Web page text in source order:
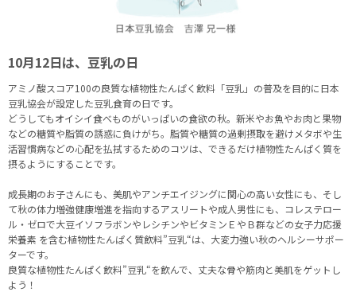
10月12日は、豆乳の日
アミノ酸スコア100の良質な植物性たんぱく飲料「豆乳」の普及を目的に日本
豆乳協会が設定した豆乳食育の日です。
どうしてもオイシイ食べものがいっぱいの食欲の秋。新米やお魚やお肉と果物
などの糖質や脂質の誘惑に負けがち。脂質や糖質の過剰摂取を避けメタボや生
活習慣病などの心配を払拭するためのコツは、できるだけ植物性たんぱく質を
摂るようにすることです。
成長期のお子さんにも、美肌やアンチエイジングに関心の高い女性にも、そし
て秋の体力増強健康増進を指向するアスリートや成人男性にも、コレステロー
ル・ゼロで大豆イソフラボンやレシチンやビタミンＥやＢ群などの女子力応援
栄養素 を含む植物性たんぱく質飲料”豆乳“は、大変力強い秋のヘルシーサポー
ターです。
良質な植物性たんぱく飲料”豆乳“を飲んで、丈夫な骨や筋肉と美肌をゲットし
よう！